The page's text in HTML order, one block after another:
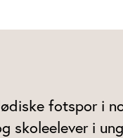
fotspor i
skoleelever i